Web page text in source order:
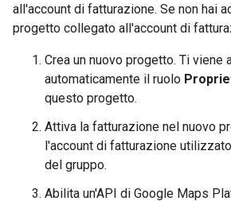
all'account di fatturazione. Se non hai
progetto collegato all'account di
Crea un nuovo progetto. Ti viene
automaticamente il ruolo
questo progetto.
Attiva la fatturazione nel nuovo
l'account di fatturazione
del gruppo.
Abilita un'API di Google Maps